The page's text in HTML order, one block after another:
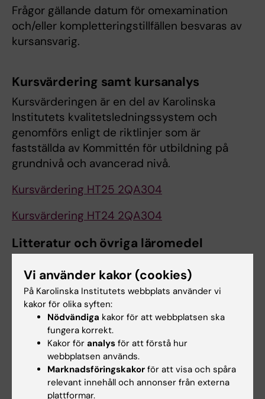
Frågor gällande datum för omexamination
och/eller kompletteringstillfällen besvaras av
kursansvarig.
Kursvärdering samt kursanalys
Kursvärderingen är en del av Karolinska
Institutets kvalitetsledningssystem och
genomförs enligt de riktlinjer som är
fastställda av Kommittén för utbildning på
grundnivå och avancerad nivå.
Kursvärdering HT25 2QA304
Kursvärdering HT24 2QA304
Litteratur och övriga läromedel
Kontaktuppgifter
Institutionen för neurobiologi, vårdvetenskap
och samhälle (NVS)
Avdelningen för omvårdnad
Vi använder kakor (cookies)
På Karolinska Institutets webbplats använder vi
kakor för olika syften:
Nödvändiga kakor för att webbplatsen ska
fungera korrekt.
Kakor för analys för att förstå hur
webbplatsen används.
Marknadsföringskakor för att visa och spåra
relevant innehåll och annonser från externa
plattformar.